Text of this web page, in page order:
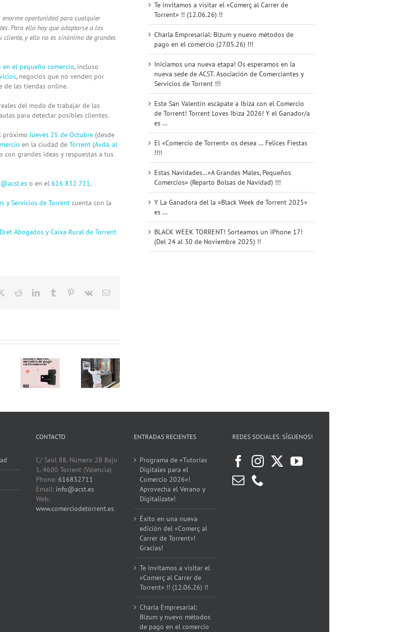
enorme oportunidad para cualquier
Para ello hay que adaptarse a los
y ello no es sinónimo de grandes
en el pequeño comercio, incluso
, negocios que no venden por
de las tiendas online.
del modo de trabajar de las
para detectar posibles clientes.
próximoJueves 25 de Octubre (desde
en la ciudad de Torrent (Avda. al
con grandes ideas y respuestas a tus
o en el 616 832 711.
y Servicios de Torrent cuenta con la
Abogados yCaixa Rural de Torrent
RedditLinkedInTumblr Pinterest
Vk Email
Iniciamos
esperamos
nueva
sede de
ACST.
Asociación
de
!!!
«Tutorías
para el
Comercio
2026»!
Verano y
(12.06.26)
Te invitamos a visitar el «Comerç al Carrer de
Torrent» !! (12.06.26) !!
Charla Empresarial: Bizum y nuevo métodos de
pago en el comercio (27.05.26) !!!
Iniciamos una nueva etapa! Os esperamos en la
nueva sede de ACST. Asociación de Comerciantes y
Servicios de Torrent !!!
Este San Valentín escápate a Ibiza con el Comercio
de Torrent! Torrent Loves Ibiza 2026! Y el Ganador/a
es …
El «Comercio de Torrent» os desea … Felices Fiestas
!!!!
Estas Navidades…»A Grandes Males, Pequeños
Comercios» (Reparto Bolsas de Navidad) !!!
Y La Ganadora del la «Black Week de Torrent 2025»
es …
BLACK WEEK TORRENT! Sorteamos un iPhone 17!
(Del 24 al 30 de Noviembre 2025) !!
CONTACTO
C/ Seúl 88. Número 2B Bajo
1. 4600 Torrent (Valencia)
Phone: 616832711
Email: info@acst.es
Web:
www.comerciodetorrent.es
ENTRADAS RECIENTES
Programa de «Tutorías
Digitales para el
Comercio 2026»!
Aprovecha el Verano y
Digitalízate!
Éxito en una nueva
edición del «Comerç al
Carrer de Torrent»!
Gracias!
Te invitamos a visitar el
«Comerç al Carrer de
Torrent» !! (12.06.26) !!
Charla Empresarial:
Bizum y nuevo métodos
de pago en el comercio
REDES SOCIALES: SÍGUENOS!